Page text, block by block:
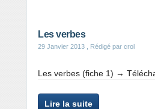
Les verbes
29 Janvier 2013 , Rédigé par crol
Les verbes (fiche 1) →
Lire la suite